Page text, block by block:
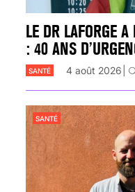
LE DR LAFORGE
: 40 ANS
SANTÉ 4 août 2026
SANTÉ